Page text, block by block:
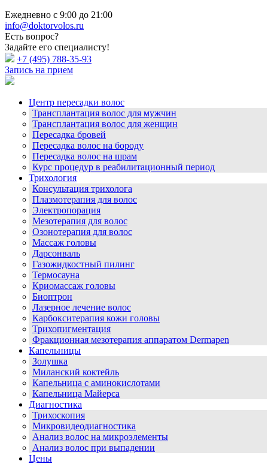
Ежедневно с 9:00 до 21:00
info@doktorvolos.ru
Есть вопрос?
Задайте его специалисту!
+7 (495) 788-35-93
Запись на прием
Центр пересадки волос
Трансплантация волос для мужчин
Трансплантация волос для женщин
Пересадка бровей
Пересадка волос на бороду
Пересадка волос на шрам
Курс процедур в реабилитационный период
Трихология
Консультация трихолога
Плазмотерапия для волос
Электропорация
Мезотерапия для волос
Озонотерапия для волос
Массаж головы
Дарсонваль
Газожидкостный пилинг
Термосауна
Криомассаж головы
Биоптрон
Лазерное лечение волос
Карбокситерапия кожи головы
Трихопигментация
Фракционная мезотерапия аппаратом Dermapen
Капельницы
Золушка
Миланский коктейль
Капельница с аминокислотами
Капельница Майерса
Диагностика
Трихоскопия
Микровидеодиагностика
Анализ волос на микроэлементы
Анализ волос при выпадении
Цены